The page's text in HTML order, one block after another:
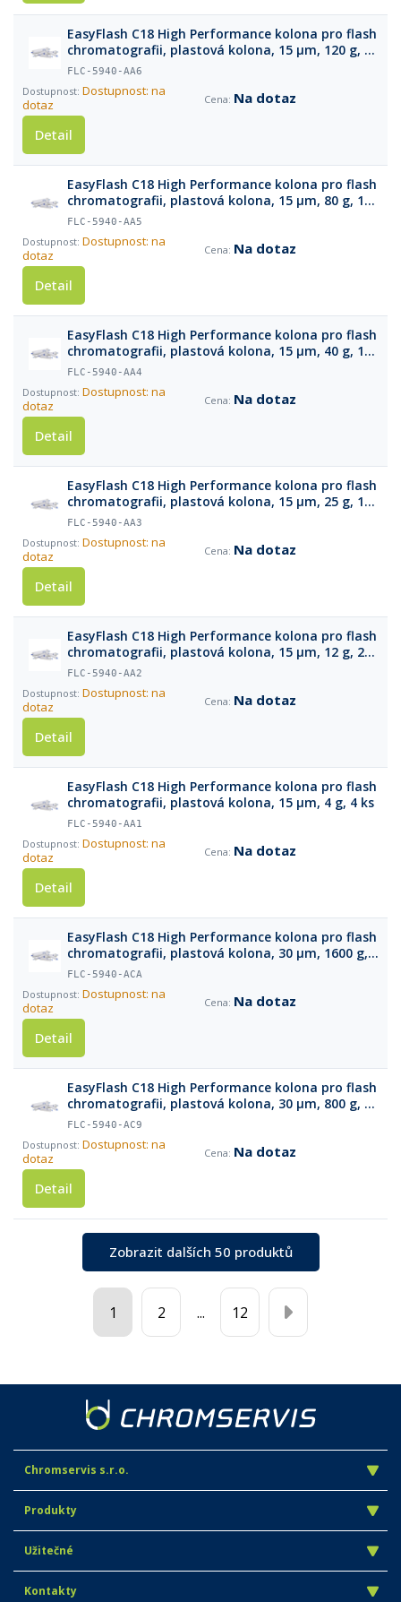
EasyFlash C18 High Performance kolona pro flash
chromatografii, plastová kolona, 15 µm, 120 g, 1
ks
FLC-5940-AA6
Dostupnost: na
dotaz
Na dotaz
Detail
EasyFlash C18 High Performance kolona pro flash
chromatografii, plastová kolona, 15 µm, 80 g, 1
ks
FLC-5940-AA5
Dostupnost: na
dotaz
Na dotaz
Detail
EasyFlash C18 High Performance kolona pro flash
chromatografii, plastová kolona, 15 µm, 40 g, 1
ks
FLC-5940-AA4
Dostupnost: na
dotaz
Na dotaz
Detail
EasyFlash C18 High Performance kolona pro flash
chromatografii, plastová kolona, 15 µm, 25 g, 1
ks
FLC-5940-AA3
Dostupnost: na
dotaz
Na dotaz
Detail
EasyFlash C18 High Performance kolona pro flash
chromatografii, plastová kolona, 15 µm, 12 g, 2
ks
FLC-5940-AA2
Dostupnost: na
dotaz
Na dotaz
Detail
EasyFlash C18 High Performance kolona pro flash
chromatografii, plastová kolona, 15 µm, 4 g, 4 ks
FLC-5940-AA1
Dostupnost: na
dotaz
Na dotaz
Detail
EasyFlash C18 High Performance kolona pro flash
chromatografii, plastová kolona, 30 µm, 1600 g, 1
ks
FLC-5940-ACA
Dostupnost: na
dotaz
Na dotaz
Detail
EasyFlash C18 High Performance kolona pro flash
chromatografii, plastová kolona, 30 µm, 800 g, 1
ks
FLC-5940-AC9
Dostupnost: na
dotaz
Na dotaz
Detail
Zobrazit dalších 50 produktů
1 2 ... 12
Chromservis s.r.o.
Produkty
Užitečné
Kontakty